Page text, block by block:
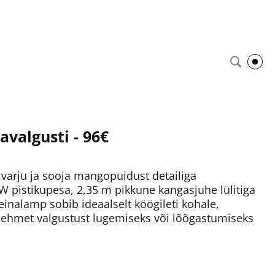
- 96€
ja sooja mangopuidust detailiga
pistikupesa, 2,35 m pikkune kangasjuhe lülitiga
sobib ideaalselt köögileti kohale,
valgustust lugemiseks või lõõgastumiseks